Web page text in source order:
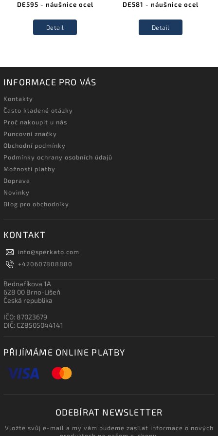
DE595 - náušnice ocel
Detail
DE581 - náušnice ocel
Detail
INFORMACE PRO VÁS
Kontakty
Často kladené otázky
Proč nakoupit u nás
Puncovní značky
Obchodní podmínky
Podmínky ochrany osobních údajů
Možnosti platby
Doprava
Novinky
Blog pro obchodníky
KONTAKT
info@sperkato.com
+420607808880
Bednaříkova 1A
628 00 Brno-Líšeň
Česká republika
IČO: 87023679
DIČ: CZ8505044141
PŘIJÍMÁME ONLINE PLATBY
ODEBÍRAT NEWSLETTER
Vložte svůj e-mail a my vám budeme zasílat informace o nových